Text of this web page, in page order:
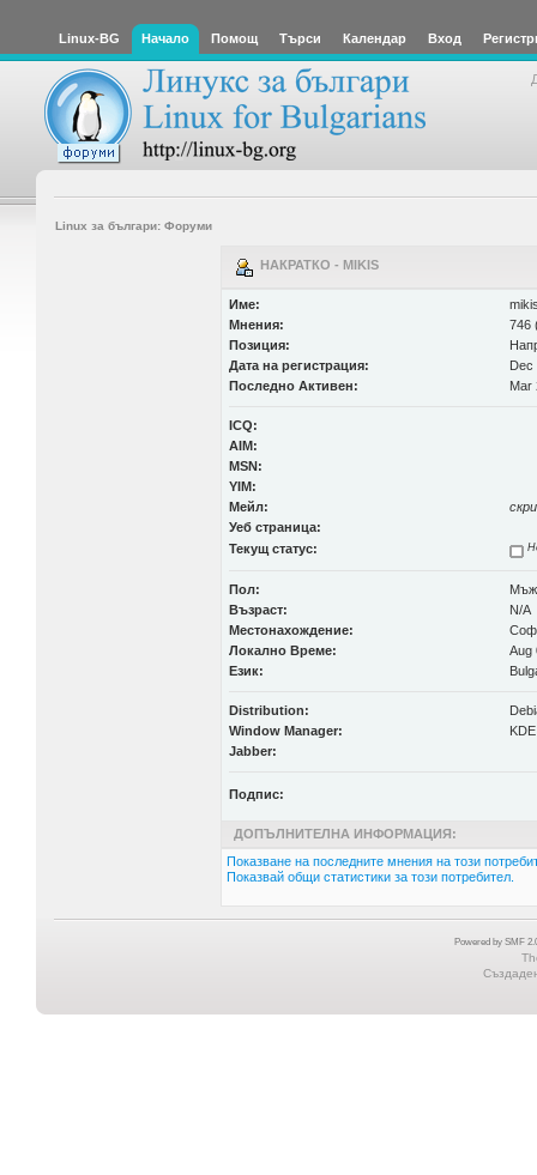
Linux-BG Начало Помощ Търси Календар Вход
Linux за българи: Форуми
НАКРАТКО - MIKIS
Име:
Мнения:
746
Позиция:
Дата на регистрация:
Dec
Последно Активен:
Mar
ICQ:
AIM:
MSN:
YIM:
Мейл:
Уеб страница:
Текущ статус:
Пол:
Мъж
Възраст:
N/A
Местонахождение:
Локално Време:
Aug
Език:
Distribution:
Window Manager:
KDE
Jabber:
Подпис:
ДОПЪЛНИТЕЛНА ИНФОРМАЦИЯ:
Показване на последните мнения на този
Показвай общи статистики за този потребител.
Powered by SMF